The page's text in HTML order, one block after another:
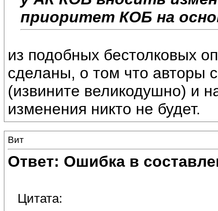
приоритет КОБ на
из подобных бестолковых
сделаны, о том что авторы
(извините великодушно) и
изменения никто не будет.
Вит
Ответ: Ошибка в
Цитата: